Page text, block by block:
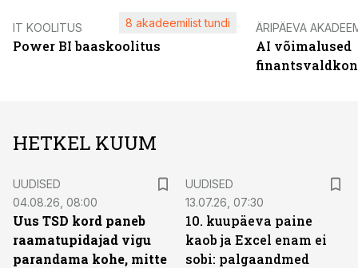
IT KOOLITUS
Power BI baaskoolitus
8 akadeemilist tundi ÄRIPÄEVA
AI võimalused
HETKEL KUUM
UUDISED
04.08.26, 08:00
Uus TSD kord paneb
raamatupidajad vigu
parandama kohe, mitte
UUDISED
13.07.26, 07:30
10. kuupäeva paine
kaob ja Excel enam ei
sobi: palgaandmed